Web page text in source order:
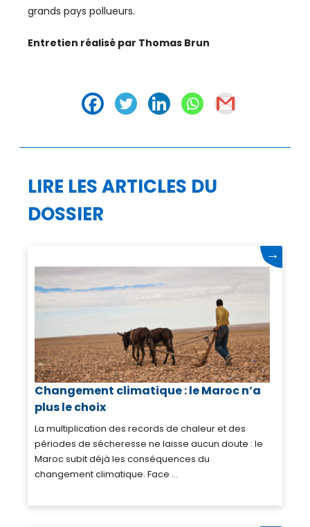
grands pays pollueurs.
Entretien réalisé par Thomas Brun
LIRE LES ARTICLES DU
DOSSIER
Changement climatique : le Maroc n’a
plus le choix
La multiplication des records de chaleur et des
périodes de sécheresse ne laisse aucun doute : le
Maroc subit déjà les conséquences du
changement climatique. Face ...
→